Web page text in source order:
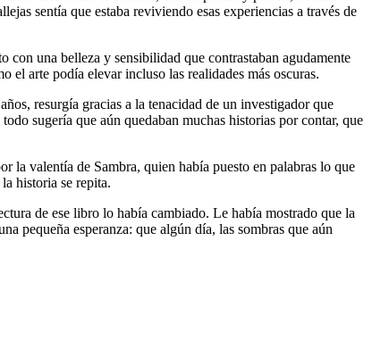
sentía que estaba reviviendo esas experiencias a través de
una belleza y sensibilidad que contrastaban agudamente
el arte podía elevar incluso las realidades más oscuras.
resurgía gracias a la tenacidad de un investigador que
sugería que aún quedaban muchas historias por contar, que
la valentía de Sambra, quien había puesto en palabras lo que
historia se repita.
de ese libro lo había cambiado. Le había mostrado que la
pequeña esperanza: que algún día, las sombras que aún